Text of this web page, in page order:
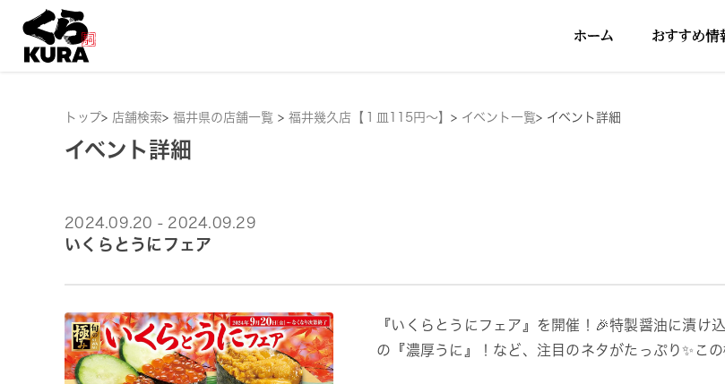
トップ> 店舗検索> 福井県の店舗一覧 > 福井幾久店【１皿115円～】 > イベント一覧> イベント詳細
イベント詳細
2024.09.20 - 2024.09.29
いくらとうにフェア
『いくらとうにフェア』を開催！🎉特製醤油に漬
の『濃厚うに』！など、注目のネタがたっぷり✨こ